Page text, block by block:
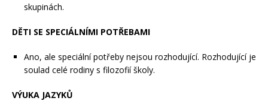
skupinách.
DĚTI SE SPECIÁLNÍMI POTŘEBAMI
Ano, ale speciální potřeby nejsou rozhodující. Rozhodující je
soulad celé rodiny s filozofií školy.
VÝUKA JAZYKŮ